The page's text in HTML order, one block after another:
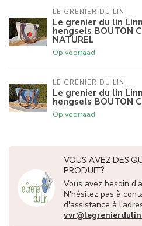
LE GRENIER DU LIN
Le grenier du lin
hengsels BOUTON
NATUREL
Op voorraad
LE GRENIER DU LIN
Le grenier du lin
hengsels BOUTON
Op voorraad
VOUS AVEZ DES
PRODUIT?
Vous avez besoin
N'hésitez pas à
d'assistance à